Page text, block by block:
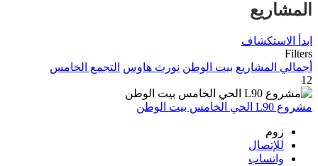
المشاريع
ابدأ الاستكشاف
Filters
أجمالي المشاريع بيت الوطن نورث هاوس التجمع الخامس
12
مشروع L90 الحي الخامس بيت الوطن
زوم
للإتصال
واتساب